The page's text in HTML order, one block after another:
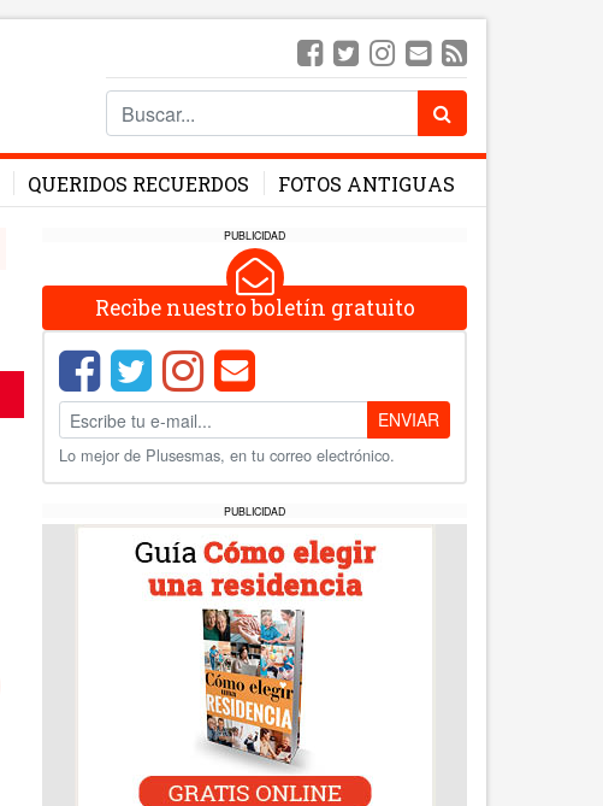
QUERIDOS RECUERDOS FOTOS ANTIGUAS
PUBLICIDAD
Recibe nuestro boletín gratuito
ENVIAR
Lo mejor de Plusesmas, en tu correo electrónico.
PUBLICIDAD